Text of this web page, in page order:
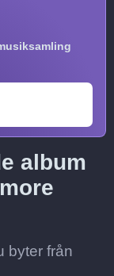
album
byter från